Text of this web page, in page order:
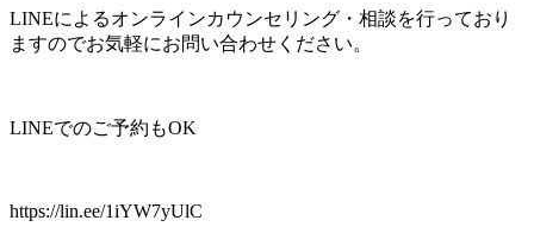
LINEによるオンラインカウンセリング・相談を行っており
ますのでお気軽にお問い合わせください。
LINEでのご予約もOK
https://lin.ee/1iYW7yUlC